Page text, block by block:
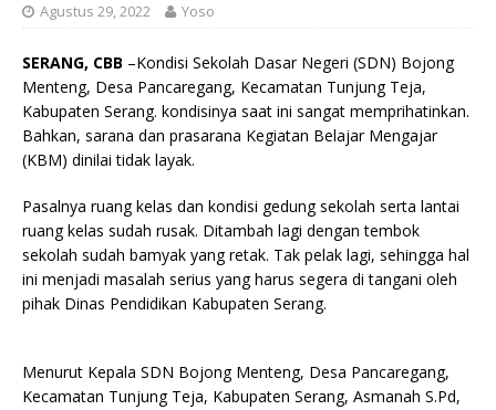
Agustus 29, 2022 Yoso
SERANG, CBB –Kondisi Sekolah Dasar Negeri (SDN) Bojong
Menteng, Desa Pancaregang, Kecamatan Tunjung Teja,
Kabupaten Serang. kondisinya saat ini sangat memprihatinkan.
Bahkan, sarana dan prasarana Kegiatan Belajar Mengajar
(KBM) dinilai tidak layak.
Pasalnya ruang kelas dan kondisi gedung sekolah serta lantai
ruang kelas sudah rusak. Ditambah lagi dengan tembok
sekolah sudah bamyak yang retak. Tak pelak lagi, sehingga hal
ini menjadi masalah serius yang harus segera di tangani oleh
pihak Dinas Pendidikan Kabupaten Serang.
Menurut Kepala SDN Bojong Menteng, Desa Pancaregang,
Kecamatan Tunjung Teja, Kabupaten Serang, Asmanah S.Pd,